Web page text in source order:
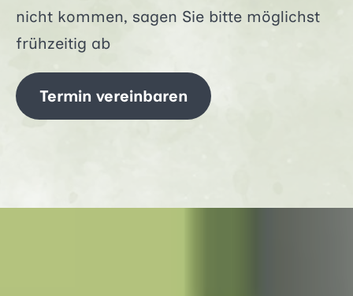
nicht kommen, sagen Sie bitte möglichst
frühzeitig ab
Termin vereinbaren